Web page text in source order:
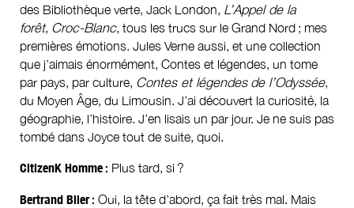
des Bibliothèque verte, Jack London, L’Appel de la
forêt, Croc-Blanc, tous les trucs sur le Grand Nord ; mes
premières émotions. Jules Verne aussi, et une collection
que j’aimais énormément, Contes et légendes, un tome
par pays, par culture, Contes et légendes de l’Odyssée,
du Moyen Âge, du Limousin. J’ai découvert la curiosité, la
géographie, l’histoire. J’en lisais un par jour. Je ne suis pas
tombé dans Joyce tout de suite, quoi.
CitizenK Homme : Plus tard, si ?
Bertrand Blier : Oui, la tête d’abord, ça fait très mal. Mais